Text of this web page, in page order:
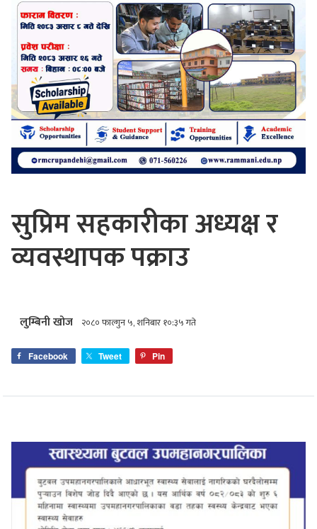
सुप्रिम सहकारीका अध्यक्ष र
व्यवस्थापक पक्राउ
लुम्बिनी खोज २०८० फाल्गुन ५, शनिबार १०:३५ गते
Facebook Tweet Pin